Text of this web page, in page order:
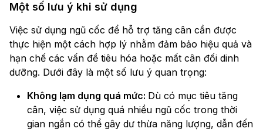
Một số lưu ý khi sử dụng
Việc sử dụng ngũ cốc để hỗ trợ tăng cân cần được
thực hiện một cách hợp lý nhằm đảm bảo hiệu quả và
hạn chế các vấn đề tiêu hóa hoặc mất cân đối dinh
dưỡng. Dưới đây là một số lưu ý quan trọng:
Không lạm dụng quá mức: Dù có mục tiêu tăng
cân, việc sử dụng quá nhiều ngũ cốc trong thời
gian ngắn có thể gây dư thừa năng lượng, dẫn đến